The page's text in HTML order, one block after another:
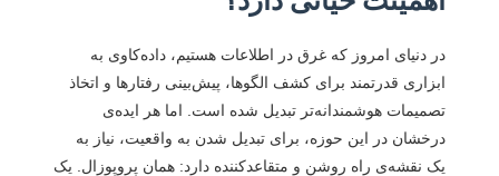
در دنیای امروز که غرق در اطلاعات هستیم، داده‌کاوی به
ابزاری قدرتمند برای کشف الگوها، پیش‌بینی رفتارها و اتخاذ
تصمیمات هوشمندانه‌تر تبدیل شده است. اما هر ایده‌ی
درخشان در این حوزه، برای تبدیل شدن به واقعیت، نیاز به
یک نقشه‌ی راه روشن و متقاعدکننده دارد: همان پروپوزال. یک